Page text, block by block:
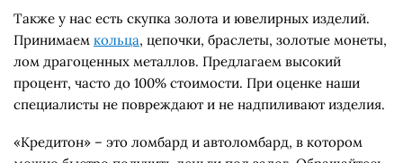
Также у нас есть скупка золота и ювелирных изделий.
Принимаем кольца, цепочки, браслеты, золотые монеты,
лом драгоценных металлов. Предлагаем высокий
процент, часто до 100% стоимости. При оценке наши
специалисты не повреждают и не надпиливают изделия.
«Кредитон» – это ломбард и автоломбард, в котором